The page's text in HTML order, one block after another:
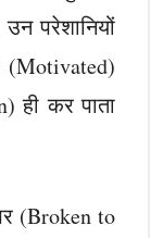
परेशानियों
ही कर पाता
(Broken to